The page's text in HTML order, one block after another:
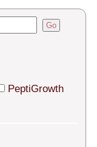
Go
PeptiGrowth